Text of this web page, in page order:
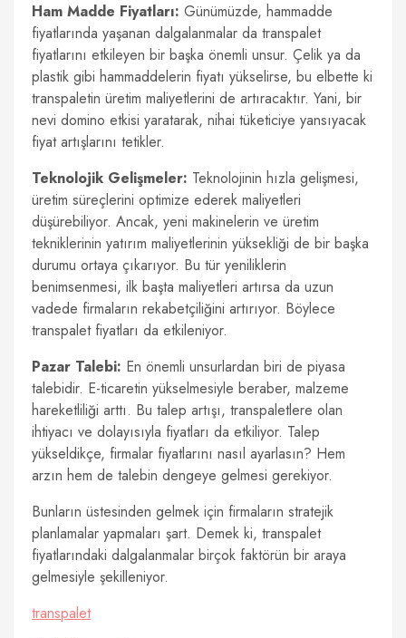
Ham Madde Fiyatları: Günümüzde, hammadde
fiyatlarında yaşanan dalgalanmalar da transpalet
fiyatlarını etkileyen bir başka önemli unsur. Çelik ya da
plastik gibi hammaddelerin fiyatı yükselirse, bu elbette ki
transpaletin üretim maliyetlerini de artıracaktır. Yani, bir
nevi domino etkisi yaratarak, nihai tüketiciye yansıyacak
fiyat artışlarını tetikler.
Teknolojik Gelişmeler: Teknolojinin hızla gelişmesi,
üretim süreçlerini optimize ederek maliyetleri
düşürebiliyor. Ancak, yeni makinelerin ve üretim
tekniklerinin yatırım maliyetlerinin yüksekliği de bir başka
durumu ortaya çıkarıyor. Bu tür yeniliklerin
benimsenmesi, ilk başta maliyetleri artırsa da uzun
vadede firmaların rekabetçiliğini artırıyor. Böylece
transpalet fiyatları da etkileniyor.
Pazar Talebi: En önemli unsurlardan biri de piyasa
talebidir. E-ticaretin yükselmesiyle beraber, malzeme
hareketliliği arttı. Bu talep artışı, transpaletlere olan
ihtiyacı ve dolayısıyla fiyatları da etkiliyor. Talep
yükseldikçe, firmalar fiyatlarını nasıl ayarlasın? Hem
arzın hem de talebin dengeye gelmesi gerekiyor.
Bunların üstesinden gelmek için firmaların stratejik
planlamalar yapmaları şart. Demek ki, transpalet
fiyatlarındaki dalgalanmalar birçok faktörün bir araya
gelmesiyle şekilleniyor.
transpalet